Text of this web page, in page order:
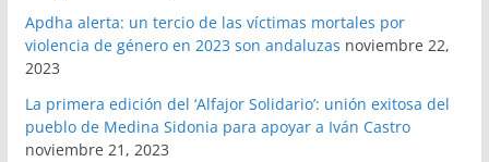
Apdha alerta: un tercio de las víctimas mortales por
violencia de género en 2023 son andaluzas noviembre 22,
2023
La primera edición del ‘Alfajor Solidario’: unión exitosa del
pueblo de Medina Sidonia para apoyar a Iván Castro
noviembre 21, 2023